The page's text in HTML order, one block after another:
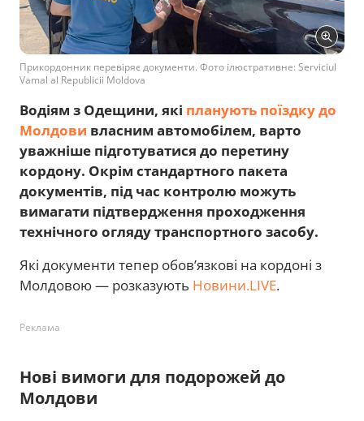
Прикордонник перевіряє документи. Фото ілюстративне: Serviciul
Vamal al Republicii Moldova
Водіям з Одещини, які планують поїздку до
Молдови власним автомобілем, варто
уважніше підготуватися до перетину
кордону. Окрім стандартного пакета
документів, під час контролю можуть
вимагати підтвердження проходження
технічного огляду транспортного засобу.
Які документи тепер обов’язкові на кордоні з
Молдовою — розказують Новини.LIVE.
Реклама
Нові вимоги для подорожей до
Молдови